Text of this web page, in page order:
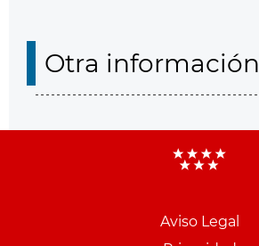
Otra información
Aviso Legal